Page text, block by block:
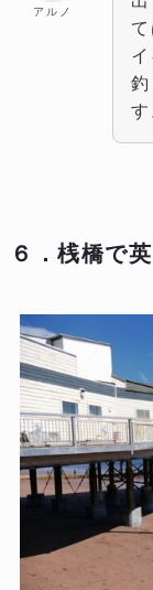
アルノ
す
６．桟橋で